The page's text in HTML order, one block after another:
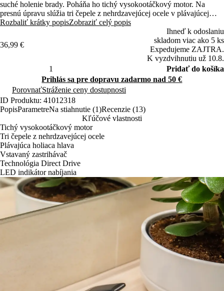
suché holenie brady. Poháňa ho tichý vysokootáčkový motor. Na
presnú úpravu slúžia tri čepele z nehrdzavejúcej ocele v plávajúcej
holiacej hlave.
Rozbaliť krátky popisZobraziť celý popis
36,99 €
Ihneď k odoslaniu
skladom viac ako 5 ks
Expedujeme ZAJTRA.
K vyzdvihnutiu už 10.8.
Pridať do košíka
Prihlás sa pre dopravu zadarmo nad 50 €
PorovnaťStráženie ceny dostupnosti
ID Produktu: 41012318
PopisParametreNa stiahnutie (1)Recenzie (13)
Kľúčové vlastnosti
Tichý vysokootáčkový motor
Tri čepele z nehrdzavejúcej ocele
Plávajúca holiaca hlava
Vstavaný zastrihávač
Technológia Direct Drive
LED indikátor nabíjania